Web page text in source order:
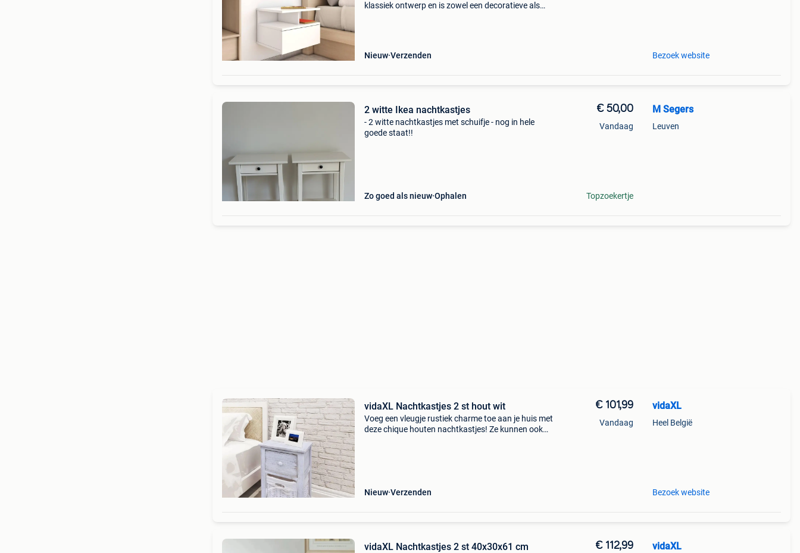
klassiek ontwerp en is zowel een decoratieve als
Nieuw Verzenden Bezoek website
2 witte Ikea nachtkastjes
- 2 witte nachtkastjes met schuifje - nog in hele
goede staat!!
Zo goed als nieuw Ophalen
€ 50,00
Vandaag
Topzoekertje
M Segers
Leuven
vidaXL Nachtkastjes 2 st hout wit
Voeg een vleugje rustiek charme toe aan je huis met
deze chique houten nachtkastjes! Ze kunnen ook
Nieuw Verzenden
€ 101,99
Vandaag
vidaXL
Heel België
Bezoek website
vidaXL Nachtkastjes 2 st 40x30x61 cm
€ 112,99 vidaXL